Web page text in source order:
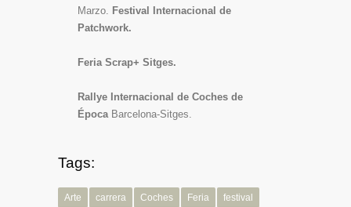
Marzo. Festival Internacional de
Patchwork.
Feria Scrap+ Sitges.
Rallye Internacional de Coches de
ÉpocaBarcelona-Sitges.
Tags:
Arte carrera Coches Feria festival